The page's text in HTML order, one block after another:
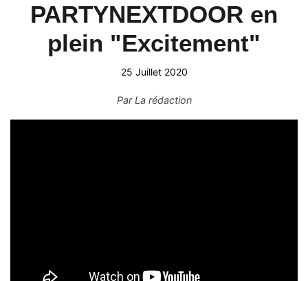
PARTYNEXTDOOR en
plein "Excitement"
25 Juillet 2020
ParLa rédaction